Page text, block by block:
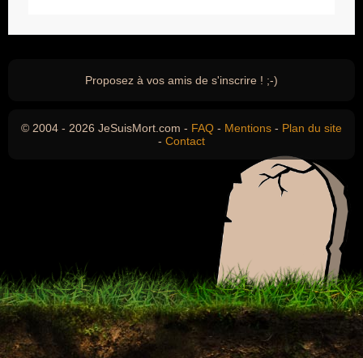
Proposez à vos amis de s'inscrire ! ;-)
© 2004 - 2026 JeSuisMort.com - FAQ - Mentions - Plan du site
- Contact